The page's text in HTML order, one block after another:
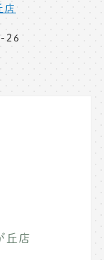
店
26
丘店